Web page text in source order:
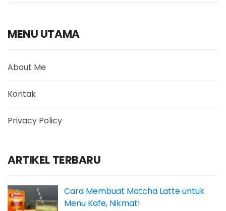
MENU UTAMA
About Me
Kontak
Privacy Policy
ARTIKEL TERBARU
Cara Membuat Matcha Latte untuk
Menu Kafe, Nikmat!